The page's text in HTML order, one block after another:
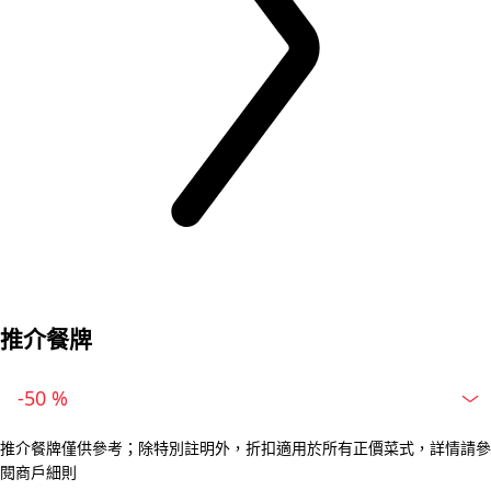
推介餐牌
-50 %
推介餐牌僅供參考；除特別註明外，折扣適用於所有正價菜式，詳情請參
閱商戶細則